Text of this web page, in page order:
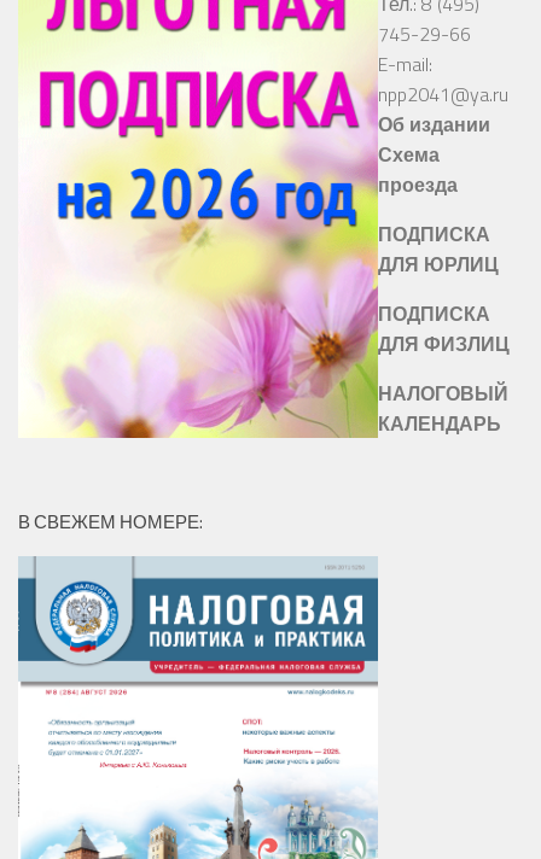
745-29-66
E-mail:
npp2041@ya.ru
Об издании
Схема
проезда
ПОДПИСКА
ДЛЯ ЮРЛИЦ
ПОДПИСКА
ДЛЯ ФИЗЛИЦ
НАЛОГОВЫЙ
КАЛЕНДАРЬ
В СВЕЖЕМ НОМЕРЕ: